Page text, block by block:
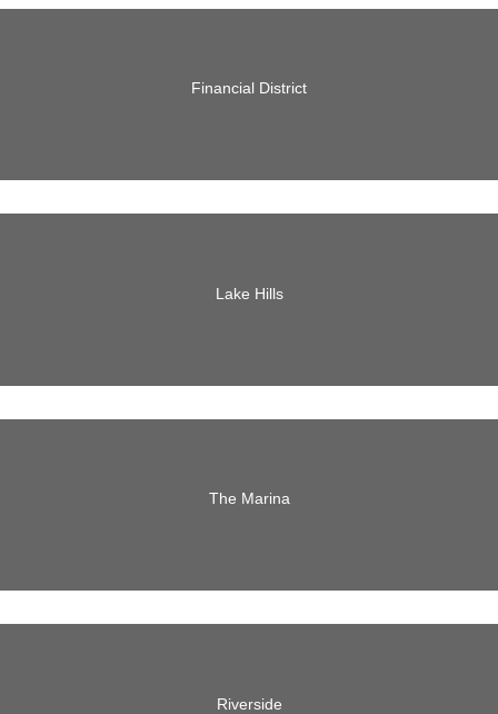
Financial District
Lake Hills
The Marina
Riverside